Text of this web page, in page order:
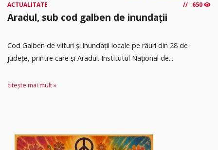
ACTUALITATE 650
Aradul, sub cod galben de inundații
Cod Galben de viituri și inundații locale pe râuri din 28 de
județe, printre care și Aradul. Institutul Național de...
citește mai mult »